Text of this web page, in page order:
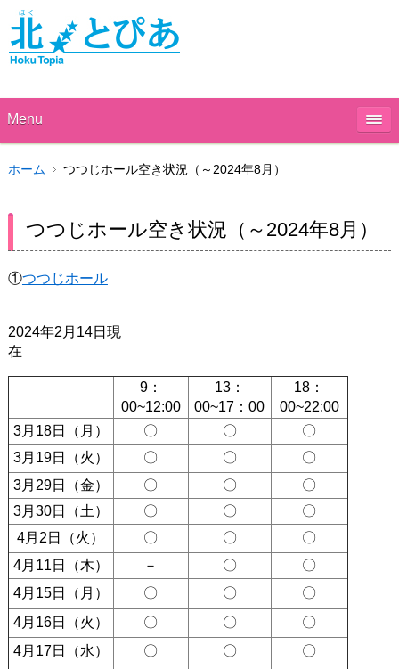
Menu
ホーム つつじホール空き状況（～2024年8月）
つつじホール空き状況（～2024年8月）
①つつじホール
2024年2月14日現
9：
00~12:00
13：
00~17：00
18：
00~22:00
3月18日（月）
〇 〇
〇
3月19日（火）
〇 〇
〇
3月29日（金）
〇 〇
〇
3月30日（土）
〇 〇
〇
4月2日（火）
〇 〇
〇
4月11日（木）
－ 〇
〇
4月15日（月）
〇 〇
〇
4月16日（火）
〇 〇
〇
4月17日（水）
〇 〇
〇